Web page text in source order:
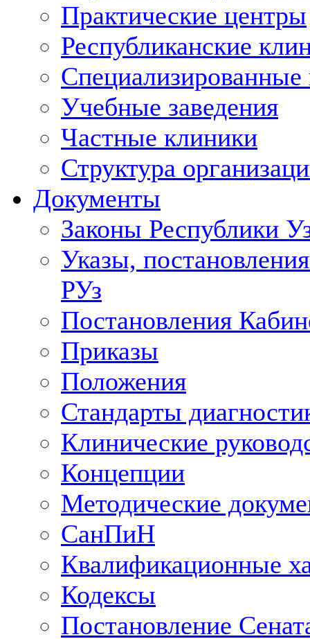
Практические центры
Республиканские
Учебные заведения
Частные клиники
Структура
Документы
Законы Республики
Указы,
РУз
Постановления
Приказы
Положения
Стандарты
Клинические
Концепции
Методические
СанПиН
Квалификационные
Кодексы
Постановление